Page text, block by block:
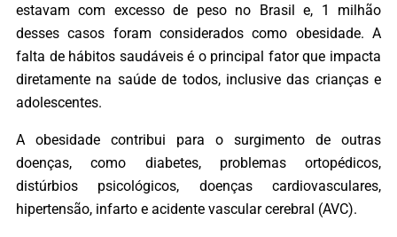
estavam com excesso de peso no Brasil e, 1 milhão
desses casos foram considerados como obesidade. A
falta de hábitos saudáveis é o principal fator que impacta
diretamente na saúde de todos, inclusive das crianças e
adolescentes.
A obesidade contribui para o surgimento de outras
doenças, como diabetes, problemas ortopédicos,
distúrbios psicológicos, doenças cardiovasculares,
hipertensão, infarto e acidente vascular cerebral (AVC).